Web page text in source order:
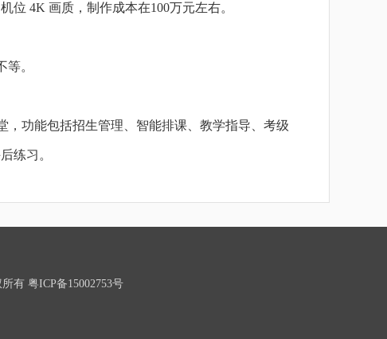
4K 画质，制作成本在100万元左右。
。
，功能包括招生管理、智能排课、教学指导、考级
练习。
有 粤ICP备15002753号